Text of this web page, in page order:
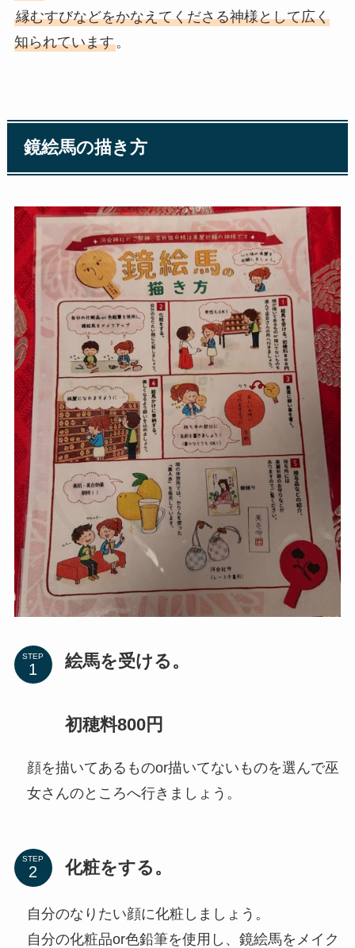
縁むすびなどをかなえてくださる神様として広く
知られています。
鏡絵馬の描き方
STEP 絵馬を受ける。
初穂料800円
顔を描いてあるものor描いてないものを選んで巫
女さんのところへ行きましょう。
STEP 化粧をする。
自分のなりたい顔に化粧しましょう。
自分の化粧品or色鉛筆を使用し、鏡絵馬をメイク